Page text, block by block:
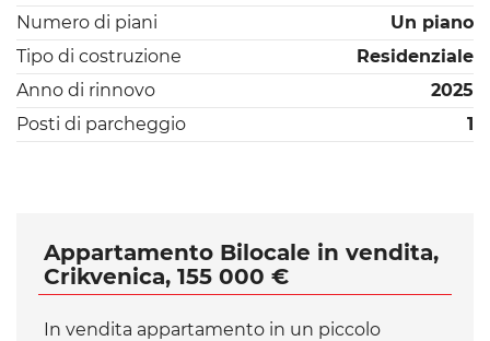
Numero di piani
Un piano
Tipo di costruzione
Residenziale
Anno di rinnovo
2025
Posti di parcheggio
1
Appartamento Bilocale in vendita,
Crikvenica, 155 000 €
In vendita appartamento in un piccolo